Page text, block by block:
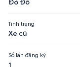
Đỏ Đô
Tình trạng
Xe cũ
Số lần đăng ký
1